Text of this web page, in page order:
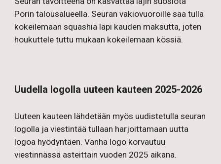
Porin talousalueella. Seuran vakiovuoroille saa tulla
kokeilemaan squashia läpi kauden maksutta, joten
houkuttele tuttu mukaan kokeilemaan kössiä.
Uudella logolla uuteen kauteen 2025-2026
Uuteen kauteen lähdetään myös uudistetulla seuran
logolla ja viestintää tullaan harjoittamaan uutta
logoa hyödyntäen. Vanha logo korvautuu
viestinnässä asteittain vuoden 2025 aikana.